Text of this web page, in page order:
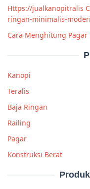
Https://jualkanopitralis
ringan-minimalis-
Cara Menghitung Pagar
Kanopi
Teralis
Baja Ringan
Railing
Pagar
Konstruksi Berat